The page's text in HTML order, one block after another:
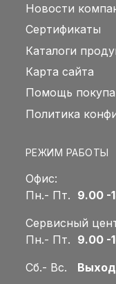
Новости
Сертификаты
Каталоги
Карта сайта
Помощь
Политика
РЕЖИМ РАБОТЫ
Офис:
Пн.- Пт. 9.00 -
Сервисный
Пн.- Пт. 9.00 -
Сб.- Вс.